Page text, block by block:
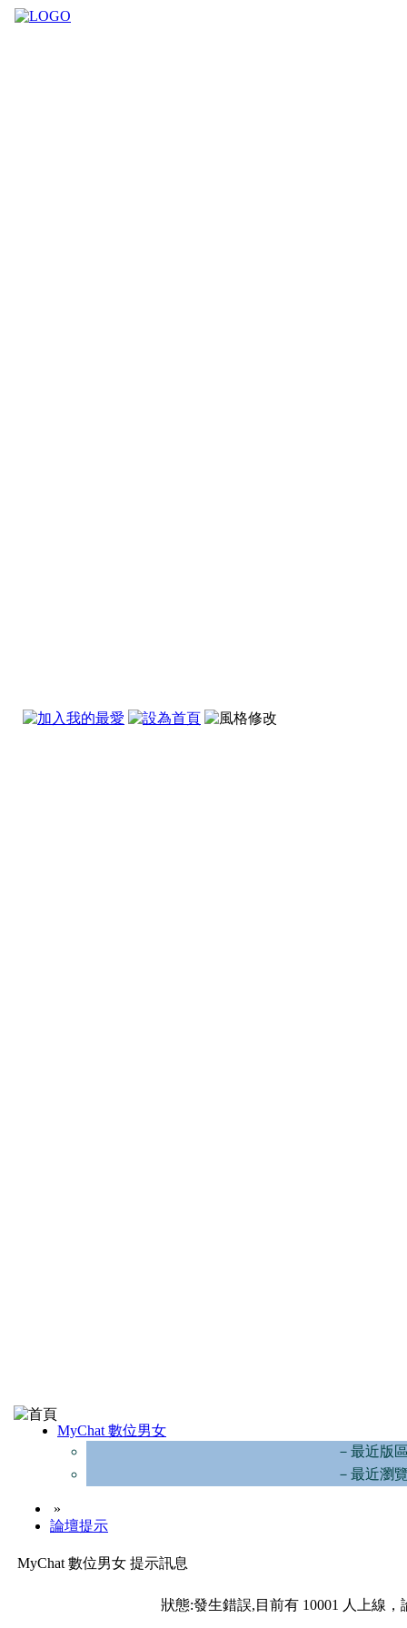
MyChat 數位男女
－最近版
－最近瀏
»
論壇提示
MyChat 數位男女 提示訊息
狀態:發生錯誤,目前有 10001 人上線